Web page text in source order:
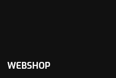
WEBSHOP